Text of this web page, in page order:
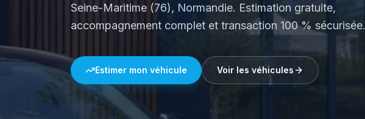
Seine-Maritime (76), Normandie. Estimation gratuite,
accompagnement complet et transaction 100 % sécurisée.
Estimer mon véhicule Voir les véhicules